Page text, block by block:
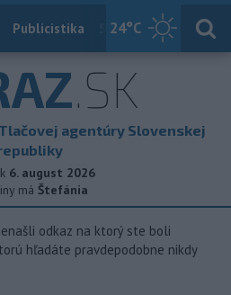
24°C
Publicistika Slovensko
.SK
agentúry Slovenskej
6. august 2026
má Štefánia
odkaz na ktorý ste boli
hľadáte pravdepodobne nikdy